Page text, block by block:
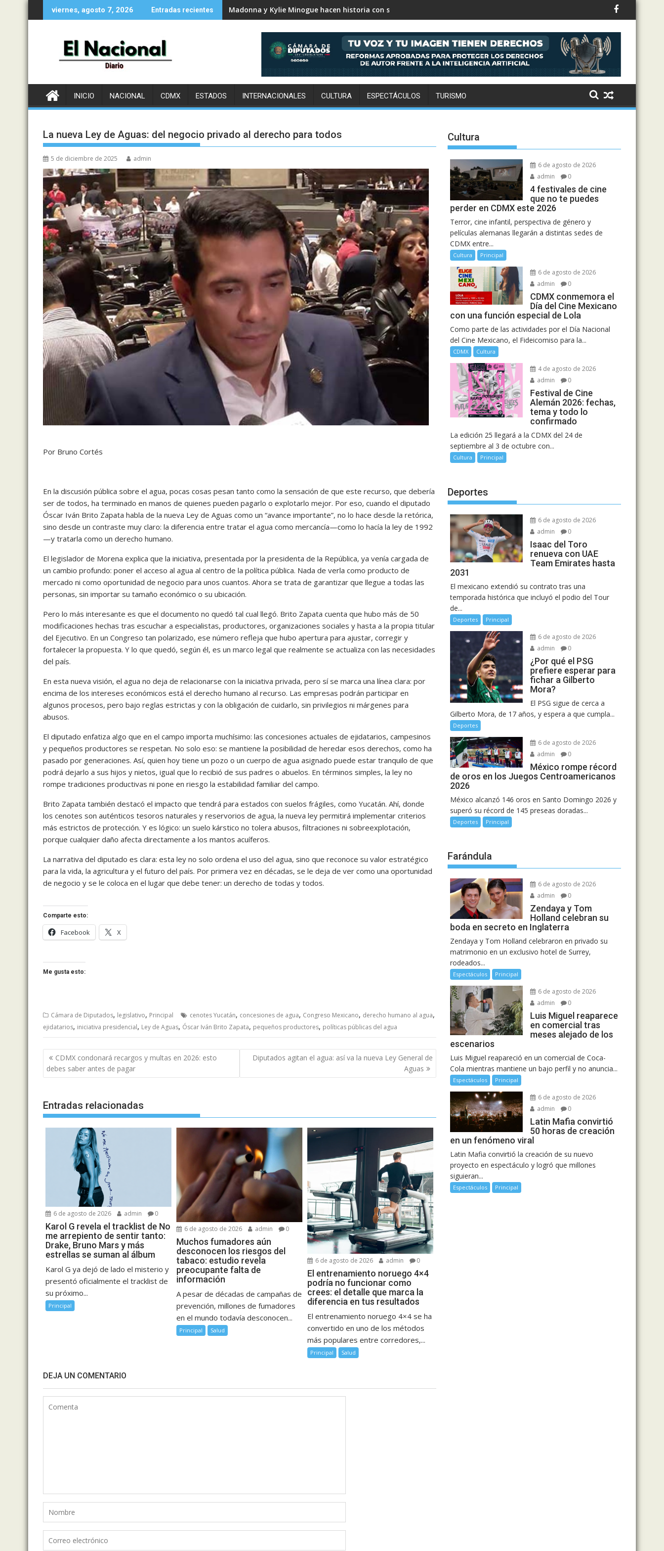
al
viernes, agosto 7, 2026 Entradas recientes Karol G revela el tracklist de No me arrepiento de sentir tanto: Drake, Bruno Mars y más estrellas se suman al álbum
INICIO NACIONAL CDMX ESTADOS INTERNACIONALES CULTURA ESPECTÁCULOS TURISMO
La nueva Ley de Aguas: del negocio privado al derecho para todos
5 de diciembre de 2025 admin
Por Bruno Cortés
En la discusión pública sobre el agua, pocas cosas pesan tanto como la sensación de que este recurso, que debería
ser de todos, ha terminado en manos de quienes pueden pagarlo o explotarlo mejor. Por eso, cuando el diputado
Óscar Iván Brito Zapata habla de la nueva Ley de Aguas como un “avance importante”, no lo hace desde la retórica,
sino desde un contraste muy claro: la diferencia entre tratar el agua como mercancía—como lo hacía la ley de 1992
—y tratarla como un derecho humano.
El legislador de Morena explica que la iniciativa, presentada por la presidenta de la República, ya venía cargada de
un cambio profundo: poner el acceso al agua al centro de la política pública. Nada de verla como producto de
mercado ni como oportunidad de negocio para unos cuantos. Ahora se trata de garantizar que llegue a todas las
personas, sin importar su tamaño económico o su ubicación.
Pero lo más interesante es que el documento no quedó tal cual llegó. Brito Zapata cuenta que hubo más de 50
modificaciones hechas tras escuchar a especialistas, productores, organizaciones sociales y hasta a la propia titular
del Ejecutivo. En un Congreso tan polarizado, ese número refleja que hubo apertura para ajustar, corregir y
fortalecer la propuesta. Y lo que quedó, según él, es un marco legal que realmente se actualiza con las necesidades
del país.
En esta nueva visión, el agua no deja de relacionarse con la iniciativa privada, pero sí se marca una línea clara: por
encima de los intereses económicos está el derecho humano al recurso. Las empresas podrán participar en
algunos procesos, pero bajo reglas estrictas y con la obligación de cuidarlo, sin privilegios ni márgenes para
abusos.
El diputado enfatiza algo que en el campo importa muchísimo: las concesiones actuales de ejidatarios, campesinos
y pequeños productores se respetan. No solo eso: se mantiene la posibilidad de heredar esos derechos, como ha
pasado por generaciones. Así, quien hoy tiene un pozo o un cuerpo de agua asignado puede estar tranquilo de que
podrá dejarlo a sus hijos y nietos, igual que lo recibió de sus padres o abuelos. En términos simples, la ley no
rompe tradiciones productivas ni pone en riesgo la estabilidad familiar del campo.
Brito Zapata también destacó el impacto que tendrá para estados con suelos frágiles, como Yucatán. Ahí, donde
los cenotes son auténticos tesoros naturales y reservorios de agua, la nueva ley permitirá implementar criterios
más estrictos de protección. Y es lógico: un suelo kárstico no tolera abusos, filtraciones ni sobreexplotación,
porque cualquier daño afecta directamente a los mantos acuíferos.
La narrativa del diputado es clara: esta ley no solo ordena el uso del agua, sino que reconoce su valor estratégico
para la vida, la agricultura y el futuro del país. Por primera vez en décadas, se le deja de ver como una oportunidad
de negocio y se le coloca en el lugar que debe tener: un derecho de todas y todos.
Comparte esto:
Facebook X
Me gusta esto:
Cámara de Diputados, legislativo, Principal cenotes Yucatán, concesiones de agua, Congreso Mexicano, derecho humano al agua,
ejidatarios, iniciativa presidencial, Ley de Aguas, Óscar Iván Brito Zapata, pequeños productores, políticas públicas del agua
Navegación
de
entradas
CDMX condonará recargos y multas en 2026: esto
debes saber antes de pagar
Diputados agitan el agua: así va la nueva Ley General de
Aguas
Entradas relacionadas
6 de agosto de 2026 admin 0
Karol G revela el tracklist de No
me arrepiento de sentir tanto:
Drake, Bruno Mars y más
estrellas se suman al álbum
Karol G ya dejó de lado el misterio y
presentó oficialmente el tracklist de
su próximo...
Principal
6 de agosto de 2026 admin 0
Muchos fumadores aún
desconocen los riesgos del
tabaco: estudio revela
preocupante falta de
información
A pesar de décadas de campañas de
prevención, millones de fumadores
en el mundo todavía desconocen...
Principal Salud
6 de agosto de 2026 admin 0
El entrenamiento noruego 4×4
podría no funcionar como
crees: el detalle que marca la
diferencia en tus resultados
El entrenamiento noruego 4×4 se ha
convertido en uno de los métodos
más populares entre corredores,...
Principal Salud
DEJA UN COMENTARIO
Cultura
6 de agosto de 2026
admin
0
4 festivales de cine
que no te puedes
perder en CDMX este 2026
Terror, cine infantil, perspectiva de género y
películas alemanas llegarán a distintas sedes de
CDMX entre...
Cultura Principal
6 de agosto de 2026
admin
0
CDMX conmemora el
Día del Cine Mexicano
con una función especial de Lola
Como parte de las actividades por el Día Nacional
del Cine Mexicano, el Fideicomiso para la...
CDMX Cultura
4 de agosto de 2026
admin
0
Festival de Cine
Alemán 2026: fechas,
tema y todo lo
confirmado
La edición 25 llegará a la CDMX del 24 de
septiembre al 3 de octubre con...
Cultura Principal
Deportes
6 de agosto de 2026
admin
0
Isaac del Toro
renueva con UAE
Team Emirates hasta
2031
El mexicano extendió su contrato tras una
temporada histórica que incluyó el podio del Tour
de...
Deportes Principal
6 de agosto de 2026
admin
0
¿Por qué el PSG
prefiere esperar para
fichar a Gilberto
Mora?
El PSG sigue de cerca a
Gilberto Mora, de 17 años, y espera a que cumpla...
Deportes
6 de agosto de 2026
admin
0
México rompe récord
de oros en los Juegos Centroamericanos
2026
México alcanzó 146 oros en Santo Domingo 2026 y
superó su récord de 145 preseas doradas...
Deportes Principal
Farándula
6 de agosto de 2026
admin
0
Zendaya y Tom
Holland celebran su
boda en secreto en Inglaterra
Zendaya y Tom Holland celebraron en privado su
matrimonio en un exclusivo hotel de Surrey,
rodeados...
Espectáculos Principal
6 de agosto de 2026
admin
0
Luis Miguel reaparece
en comercial tras
meses alejado de los
escenarios
Luis Miguel reapareció en un comercial de Coca-
Cola mientras mantiene un bajo perfil y no anuncia...
Espectáculos Principal
6 de agosto de 2026
admin
0
Latin Mafia convirtió
50 horas de creación
en un fenómeno viral
Latin Mafia convirtió la creación de su nuevo
proyecto en espectáculo y logró que millones
siguieran...
Espectáculos Principal